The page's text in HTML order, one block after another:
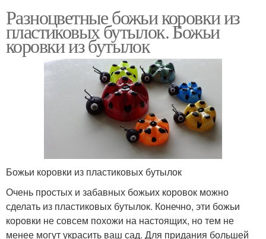
Разноцветные божьи коровки из
пластиковых бутылок. Божьи
коровки из бутылок
Божьи коровки из пластиковых бутылок
Очень простых и забавных божьих коровок можно
сделать из пластиковых бутылок. Конечно, эти божьи
коровки не совсем похожи на настоящих, но тем не
менее могут украсить ваш сад. Для придания большей